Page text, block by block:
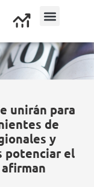
unirán para
de
y
potenciar el